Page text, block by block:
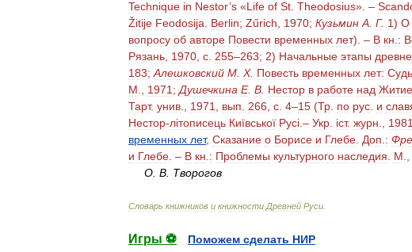
Technique in Nestor’s «Life of St Theodosius». –
Žitije Feodosija Berlin; Zűrich 1970; Кузьмин А Г. 1) О
вопросу об авторе Повести временных лет). – В кн :
Рязань 1970 с 255–263; 2) Начальные этапы
183; Алешковский М X. Повесть временных лет:
М
1971 ; Душечкина Е. В Нестор в работе над
Тарт. унив 1971 вып 266 с 4–15 (Тр по рус и
Нестор-лiтописець Киïвськоï Pyci .– Укр iст. журн 1981
временных лет, Сказание о Борисе и Глебе Доп :
и Глебе . – В кн : Проблемы культурного наследия М
О В Творогов
Словарь книжников и книжности Древней Руси
Игры ⚽ Поможем сделать НИР